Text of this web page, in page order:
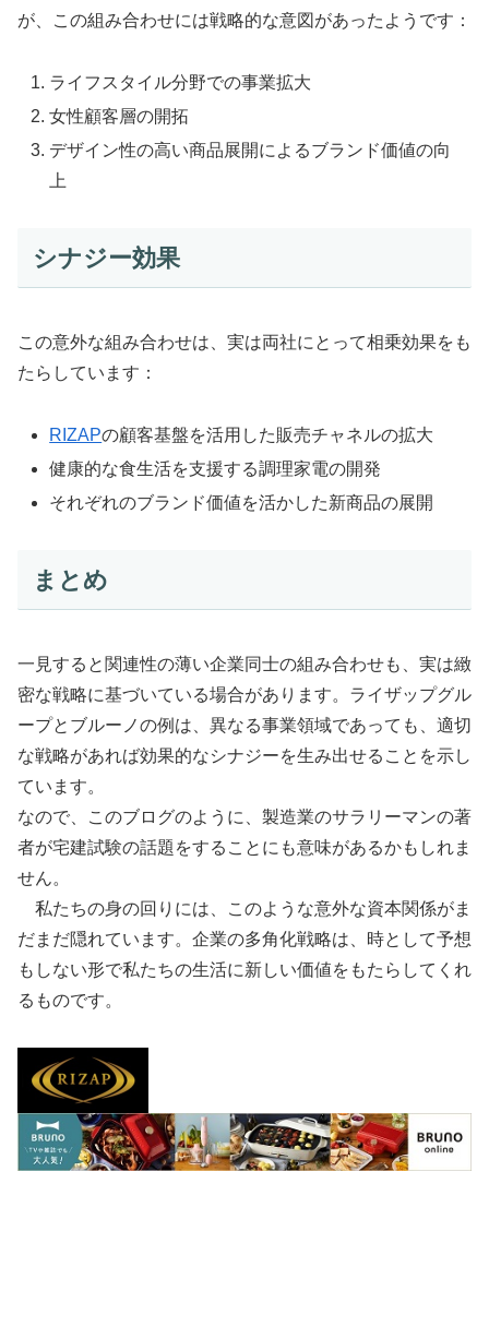
が、この組み合わせには戦略的な意図があったようです：
ライフスタイル分野での事業拡大
女性顧客層の開拓
デザイン性の高い商品展開によるブランド価値の向
上
シナジー効果
この意外な組み合わせは、実は両社にとって相乗効果をも
たらしています：
RIZAPの顧客基盤を活用した販売チャネルの拡大
健康的な食生活を支援する調理家電の開発
それぞれのブランド価値を活かした新商品の展開
まとめ
一見すると関連性の薄い企業同士の組み合わせも、実は緻
密な戦略に基づいている場合があります。ライザップグル
ープとブルーノの例は、異なる事業領域であっても、適切
な戦略があれば効果的なシナジーを生み出せることを示し
ています。
なので、このブログのように、製造業のサラリーマンの著
者が宅建試験の話題をすることにも意味があるかもしれま
せん。
私たちの身の回りには、このような意外な資本関係がま
だまだ隠れています。企業の多角化戦略は、時として予想
もしない形で私たちの生活に新しい価値をもたらしてくれ
るものです。